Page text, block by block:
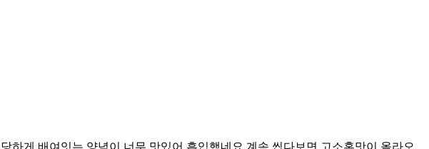
하게 배여잇는 양념이 너무 맛있어 흡입했네요 계속 씹다보면 고소혼맛이 올라오